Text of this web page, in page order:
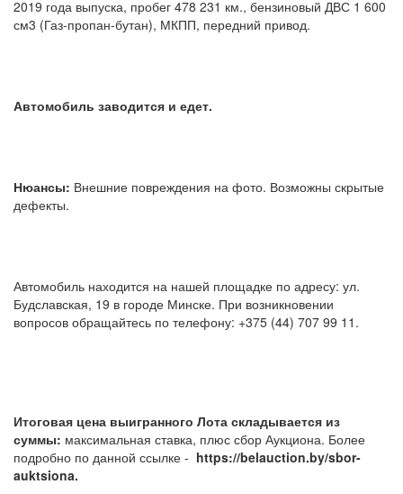
2019 года выпуска, пробег 478 231 км., бензиновый ДВС 1 600
см3 (Газ-пропан-бутан), МКПП, передний привод.
Автомобиль заводится и едет.
Нюансы: Внешние повреждения на фото. Возможны скрытые
дефекты.
Автомобиль находится на нашей площадке по адресу: ул.
Будславская, 19 в городе Минске. При возникновении
вопросов обращайтесь по телефону: +375 (44) 707 99 11.
Итоговая цена выигранного Лота складывается из
суммы: максимальная ставка, плюс сбор Аукциона. Более
подробно по данной ссылке - https://belauction.by/sbor-
auktsiona.